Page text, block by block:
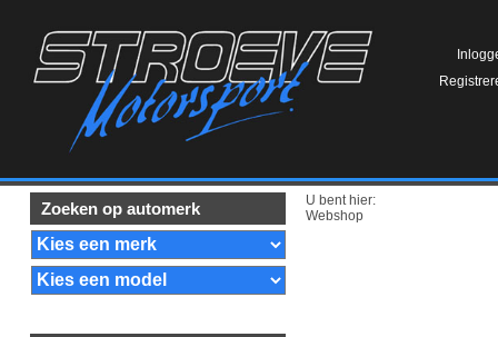
Zoeken op automerk
U bent hier:
Webshop